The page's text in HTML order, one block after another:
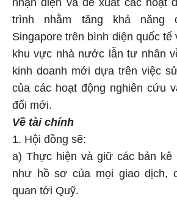
nhận diện và đề xuất các hoạt
trình nhằm tăng khả năng
Singapore trên bình diện quốc tế
khu vực nhà nước lẫn tư nhân
kinh doanh mới dựa trên việc
của các hoạt động nghiên cứu
đổi mới.
Về tài chính
1. Hội đồng sẽ:
a) Thực hiện và giữ các bản kê
như hồ sơ của mọi giao dịch,
quan tới Quỹ.